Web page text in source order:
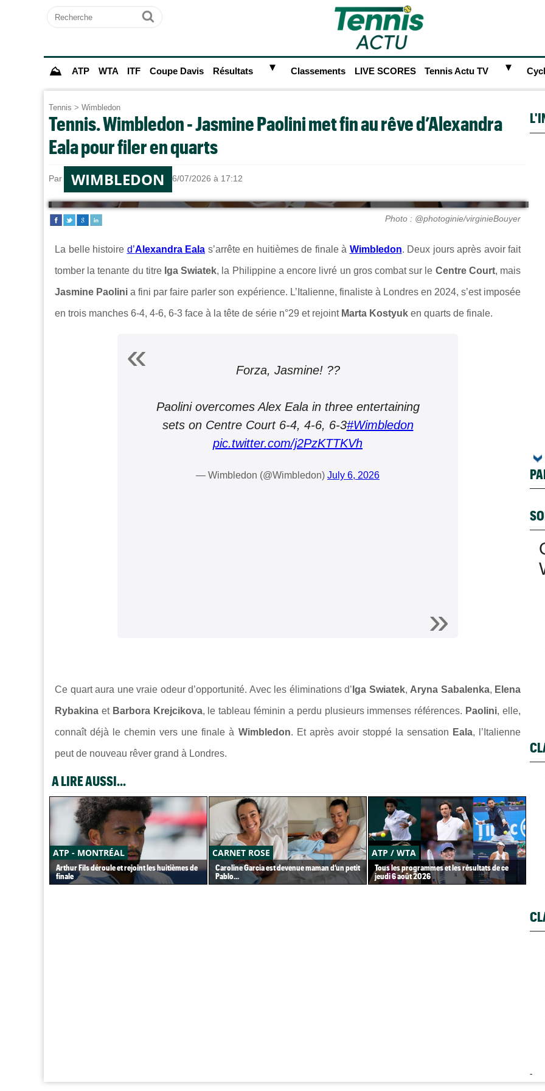
Recherche
Ok
⛰ ATP WTA ITF Coupe Davis Résultats ► Classements LIVE SCORES Tennis Actu TV ►
Tennis > Wimbledon
Tennis. Wimbledon - Jasmine Paolini met fin au rêve d’Alexandra
Eala pour filer en quarts
Par Alexandre HERCHEUXle 06/07/2026 à 17:12
WIMBLEDON
Photo : @photoginie/virginieBouyer
La belle histoire d’Alexandra Eala s’arrête en huitièmes de finale à Wimbledon. Deux jours après avoir fait
tomber la tenante du titre Iga Swiatek, la Philippine a encore livré un gros combat sur le Centre Court, mais
Jasmine Paolini a fini par faire parler son expérience. L’Italienne, finaliste à Londres en 2024, s’est imposée
en trois manches 6-4, 4-6, 6-3 face à la tête de série n°29 et rejoint Marta Kostyuk en quarts de finale.
Forza, Jasmine! ??
Paolini overcomes Alex Eala in three entertaining
sets on Centre Court 6-4, 4-6, 6-3#Wimbledon
pic.twitter.com/j2PzKTTKVh
— Wimbledon (@Wimbledon) July 6, 2026
Ce quart aura une vraie odeur d’opportunité. Avec les éliminations d’ Iga Swiatek, Aryna Sabalenka, Elena
Rybakina et Barbora Krejcikova, le tableau féminin a perdu plusieurs immenses références. Paolini, elle,
connaît déjà le chemin vers une finale à Wimbledon. Et après avoir stoppé la sensation Eala, l’Italienne
peut de nouveau rêver grand à Londres.
A LIRE AUSSI...
ATP - MONTRÉAL
Arthur Fils déroule et rejoint les huitièmes de
finale
CARNET ROSE
Caroline Garcia est devenue maman d’un petit
Pablo...
ATP / WTA
Tous les programmes et les résultats de ce
jeudi 6 août 2026
-